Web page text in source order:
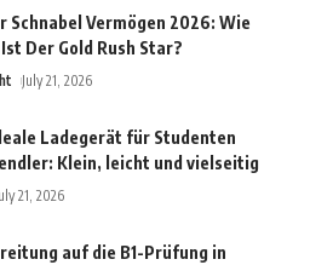
Schnabel Vermögen 2026: Wie
Der Gold Rush Star?
July 21, 2026
Ladegerät für Studenten
Klein, leicht und vielseitig
21, 2026
auf die B1-Prüfung in